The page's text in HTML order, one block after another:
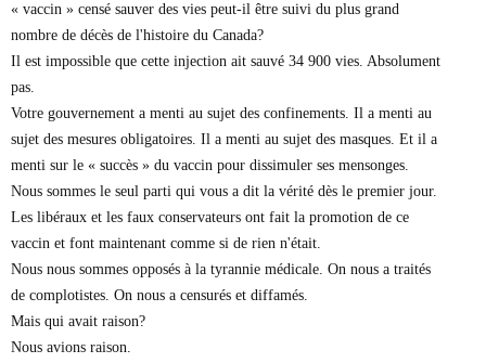
« vaccin » censé sauver des vies peut-il être suivi du plus grand
nombre de décès de l'histoire du Canada?
Il est impossible que cette injection ait sauvé 34 900 vies. Absolument
pas.
Votre gouvernement a menti au sujet des confinements. Il a menti au
sujet des mesures obligatoires. Il a menti au sujet des masques. Et il a
menti sur le « succès » du vaccin pour dissimuler ses mensonges.
Nous sommes le seul parti qui vous a dit la vérité dès le premier jour.
Les libéraux et les faux conservateurs ont fait la promotion de ce
vaccin et font maintenant comme si de rien n'était.
Nous nous sommes opposés à la tyrannie médicale. On nous a traités
de complotistes. On nous a censurés et diffamés.
Mais qui avait raison?
Nous avions raison.